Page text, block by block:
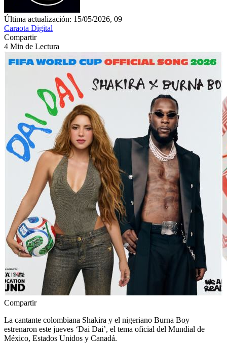
Última actualización: 15/05/2026, 09
Caraota Digital
Compartir
4 Min de Lectura
Compartir
La cantante colombiana Shakira y el nigeriano Burna Boy
estrenaron este jueves ‘Dai Dai’, el tema oficial del Mundial de
México, Estados Unidos y Canadá.